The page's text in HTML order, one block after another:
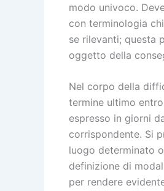
modo univoco.
con terminologia
se rilevanti; questa
oggetto della
Nel corpo della
termine ultimo
espresso in giorni
corrispondente. Si
luogo determinato
definizione di
per rendere